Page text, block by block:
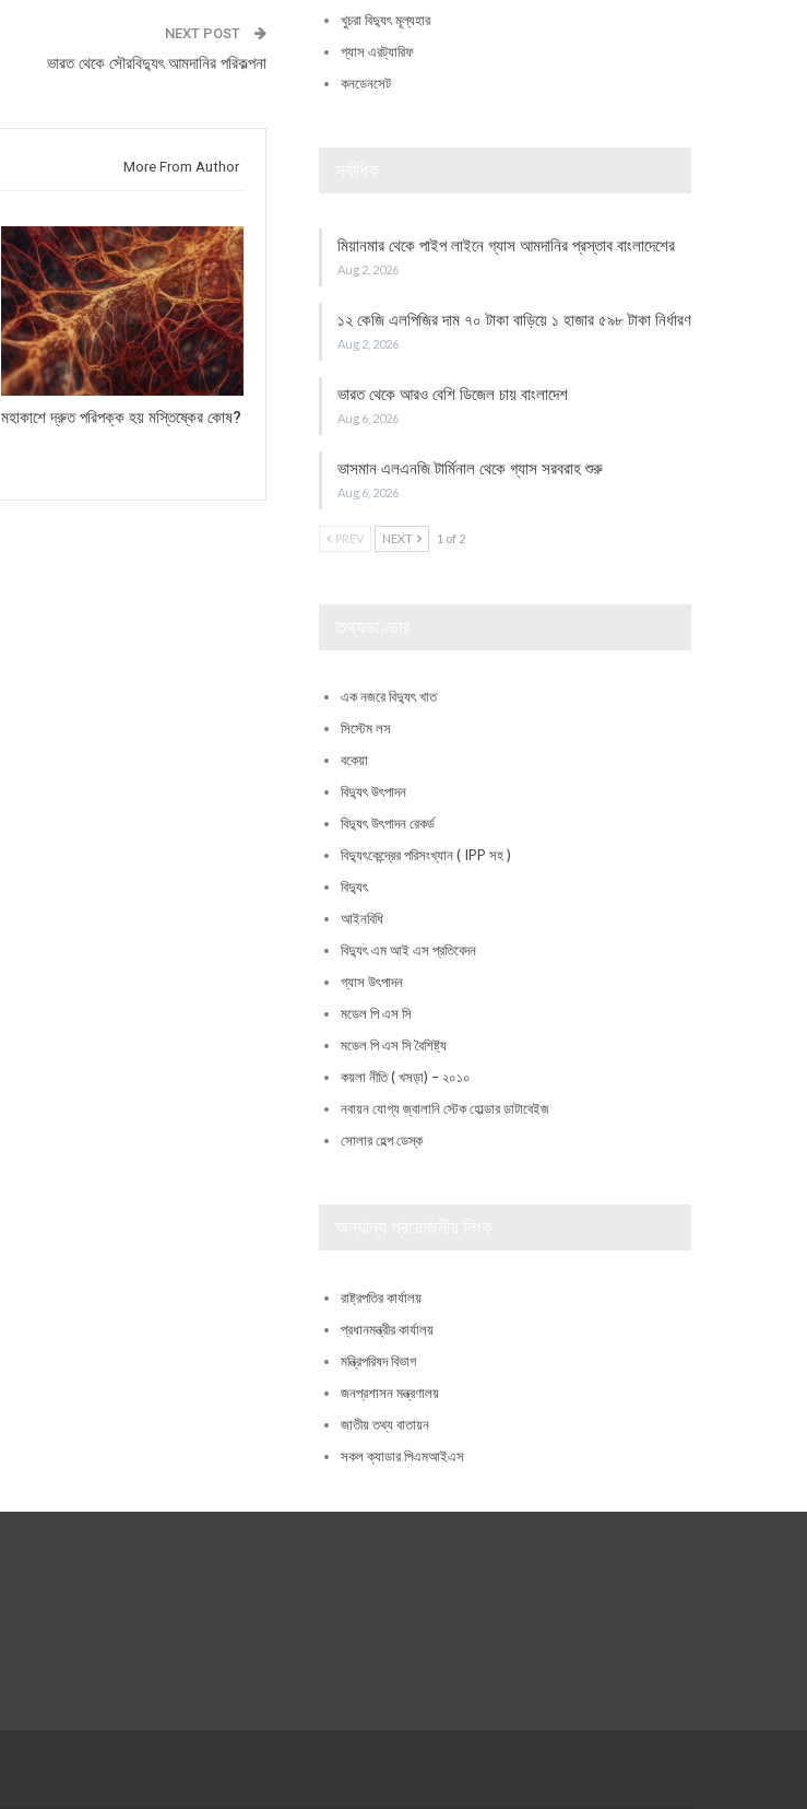
NEXT POST
ভারত থেকে সৌরবিদ্যুৎ আমদানির পরিকল্পনা
More From Author
মহাকাশে দ্রুত পরিপক্ক হয় মস্তিষ্কের কোষ?
খুচরা বিদ্যুৎ মূল্যহার
গ্যাস এরট্যারিফ
কনডেনসেট
মিয়ানমার থেকে পাইপ লাইনে গ্যাস আমদানির প্রস্তাব বাংলাদেশের
Aug 2, 2026
১২ কেজি এলপিজির দাম ৭০ টাকা বাড়িয়ে ১ হাজার ৫৯৮ টাকা নির্ধারণ
Aug 2, 2026
ভারত থেকে আরও বেশি ডিজেল চায় বাংলাদেশ
Aug 6, 2026
ভাসমান এলএনজি টার্মিনাল থেকে গ্যাস সরবরাহ শুরু
Aug 6, 2026
PREV NEXT 1 of 2
এক নজরে বিদ্যুৎ খাত
সিস্টেম লস
বকেয়া
বিদ্যুৎ উৎপাদন
বিদ্যুৎ উৎপাদন রেকর্ড
বিদ্যুৎকেন্দ্রের পরিসংখ্যান ( IPP সহ )
বিদ্যুৎ
আইনবিধি
বিদ্যুৎ এম আই এস প্রতিবেদন
গ্যাস উৎপাদন
মডেল পি এস সি
মডেল পি এস সি বৈশিষ্ট্য
কয়লা নীতি ( খসড়া) – ২০১০
নবায়ন যোগ্য জ্বালানি স্টেক হোল্ডার ডাটাবেইজ
সোলার হেল্প ডেস্ক
রাষ্ট্রপতির কার্যালয়
প্রধানমন্ত্রীর কার্যালয়
মন্ত্রিপরিষদ বিভাগ
জনপ্রশাসন মন্ত্রণালয়
জাতীয় তথ্য বাতায়ন
সকল ক্যাডার পিএমআইএস